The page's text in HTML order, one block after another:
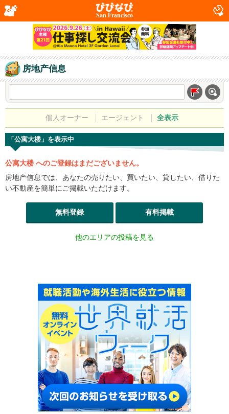
San Francisco
房地产信息
個人オーナー エージェント 全表示
「公寓大楼」を表示中
公寓大楼 へのご登録はまだございません。
房地产信息では、あなたの売りたい、買いたい、貸したい、借りた
い不動産を簡単にご掲載いただけます。
無料登録 有料掲載
他のエリアの投稿を見る